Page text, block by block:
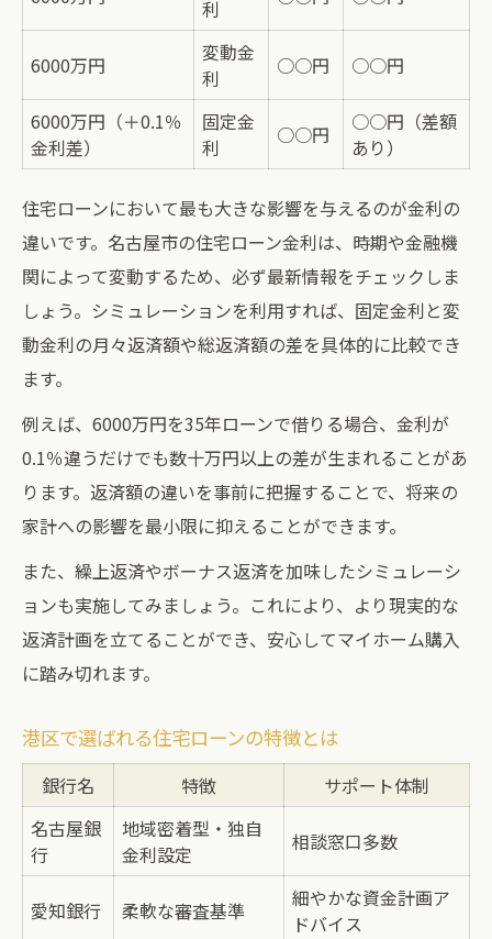
利
6000万円
変動金
利
○○円 ○○円
6000万円（＋0.1％
金利差）
固定金
利
○○円
○○円（差額
あり）
住宅ローンにおいて最も大きな影響を与えるのが金利の
違いです。名古屋市の住宅ローン金利は、時期や金融機
関によって変動するため、必ず最新情報をチェックしま
しょう。シミュレーションを利用すれば、固定金利と変
動金利の月々返済額や総返済額の差を具体的に比較でき
ます。
例えば、6000万円を35年ローンで借りる場合、金利が
0.1％違うだけでも数十万円以上の差が生まれることがあ
ります。返済額の違いを事前に把握することで、将来の
家計への影響を最小限に抑えることができます。
また、繰上返済やボーナス返済を加味したシミュレーシ
ョンも実施してみましょう。これにより、より現実的な
返済計画を立てることができ、安心してマイホーム購入
に踏み切れます。
港区で選ばれる住宅ローンの特徴とは
銀行名 特徴
サポート体制
名古屋銀
行
地域密着型・独自
金利設定
相談窓口多数
愛知銀行 柔軟な審査基準
細やかな資金計画ア
ドバイス